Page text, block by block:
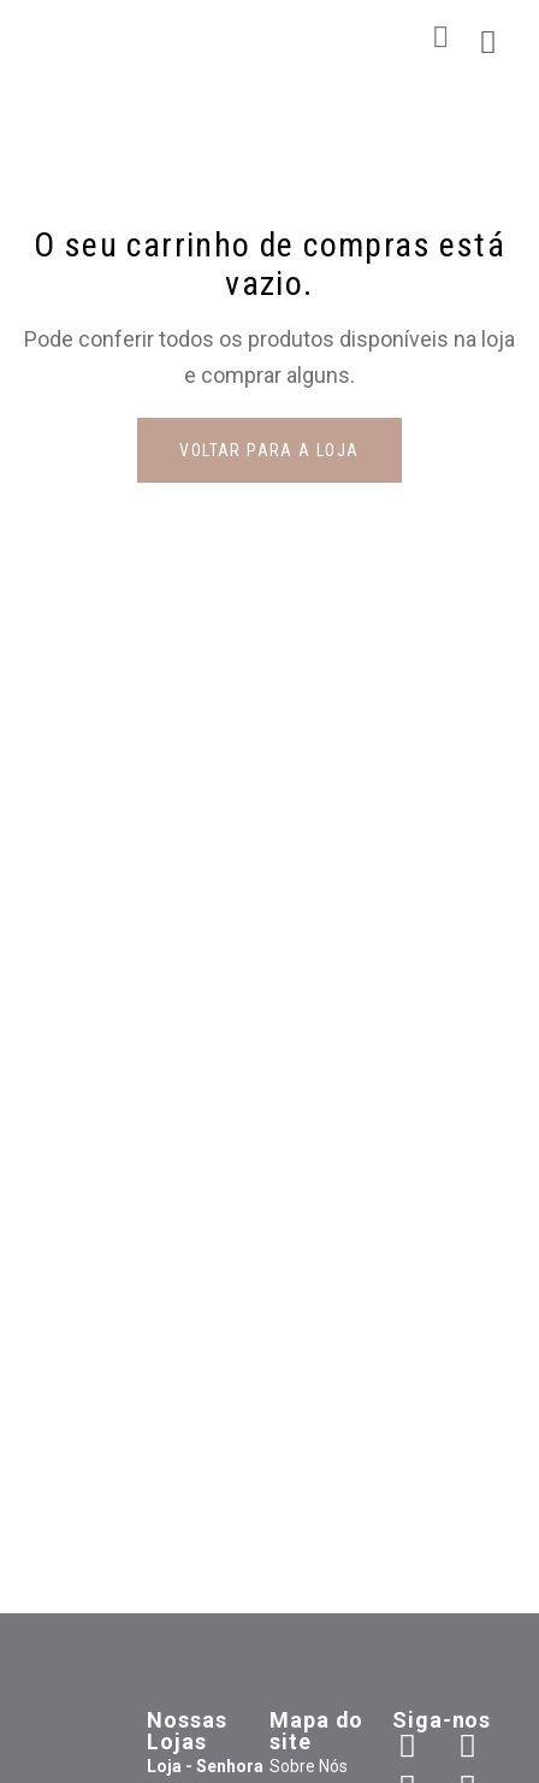
Carrinho
O seu carrinho de compras está
vazio.
Pode conferir todos os produtos disponíveis na loja
e comprar alguns.
VOLTAR PARA A LOJA
Nossas
Lojas
Loja - Senhora
Mapa do
site
Sobre Nós
Siga-nos